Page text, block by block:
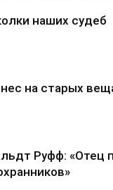
наших судеб
на старых
Руфф: «Отец